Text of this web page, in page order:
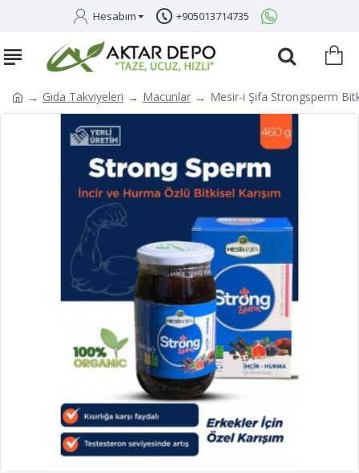
Hesabım +905013714735
Gıda Takviyeleri Macunlar Mesir-i Şifa Strongsperm